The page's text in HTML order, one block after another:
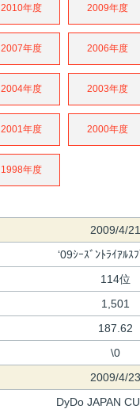
2010年度 2009年度
2007年度 2006年度
2004年度 2003年度
2001年度 2000年度
1998年度
2009/4/21
‘09ｼｰｽﾞﾝﾄﾗｲｱﾙｽ
114位
1,501
187.62
\0
2009/4/23
DyDo JAPAN